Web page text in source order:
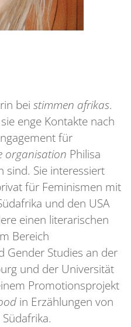
bei stimmen afrikas.
enge Kontakte nach
für
organisation Philisa
sind. Sie interessiert
für Feminismen mit
und den USA
einen literarischen
Bereich
Gender Studies an der
und der Universität
Promotionsprojekt
in Erzählungen von